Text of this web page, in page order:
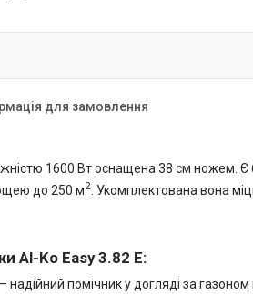
для замовлення
1600 Вт оснащена 38 см ножем. Є
до 250 м2 . Укомплектована вона
Al-Ko Easy 3.82 E:
помічник у догляді за